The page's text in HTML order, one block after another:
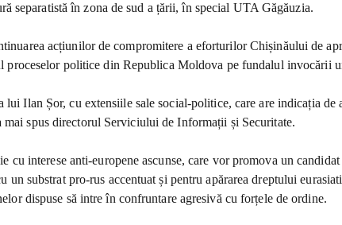
separatistă în zona de sud a țării, în special UTA Găgăuzia.
acțiunilor de compromitere a eforturilor Chișinăului de
politice din Republica Moldova pe fundalul invocării
lui Ilan Șor, cu extensiile sale social-politice, care are indicația
spus directorul Serviciului de Informații și Securitate.
interese anti-europene ascunse, care vor promova un
substrat pro-rus accentuat și pentru apărarea dreptului
dispuse să intre în confruntare agresivă cu forțele de ordine.